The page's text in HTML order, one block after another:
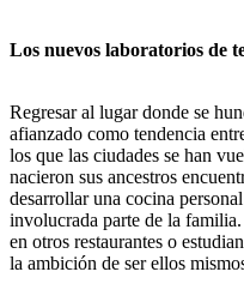
Los nuevos laboratorios de
Regresar al lugar donde se
afianzado como tendencia
los que las ciudades se han
nacieron sus ancestros
desarrollar una cocina
involucrada parte de la
en otros restaurantes o
la ambición de ser ellos